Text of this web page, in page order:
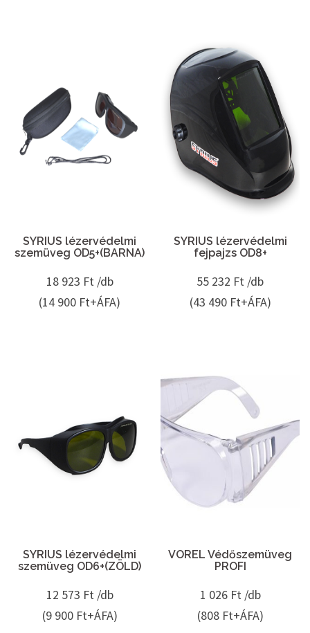
SYRIUS lézervédelmi
szemüveg OD5+(BARNA)
18 923 Ft /db
(14 900 Ft+ÁFA)
SYRIUS lézervédelmi
fejpajzs OD8+
55 232 Ft /db
(43 490 Ft+ÁFA)
SYRIUS lézervédelmi
szemüveg OD6+(ZÖLD)
12 573 Ft /db
(9 900 Ft+ÁFA)
VOREL Védőszemüveg
PROFI
1 026 Ft /db
(808 Ft+ÁFA)